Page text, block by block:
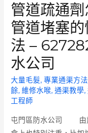
管道疏通
管道堵塞
法 –
水公司
大量毛髮,專業通渠方法
餘,維修水喉,通渠教學,
工程師
屯門區防水公司
由於